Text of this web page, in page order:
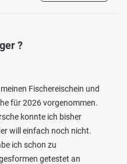
?
Fischereischein und
für 2026 vorgenommen.
konnte ich bisher
will einfach noch nicht.
ich schon zu
getestet an